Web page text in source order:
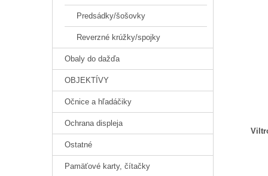
Predsádky/šošovky
Reverzné krúžky/spojky
Obaly do dažďa
OBJEKTÍVY
Očnice a hľadáčiky
Ochrana displeja
Ostatné
Pamäťové karty, čítačky